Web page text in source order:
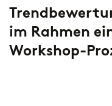
im Rahmen
Workshop-